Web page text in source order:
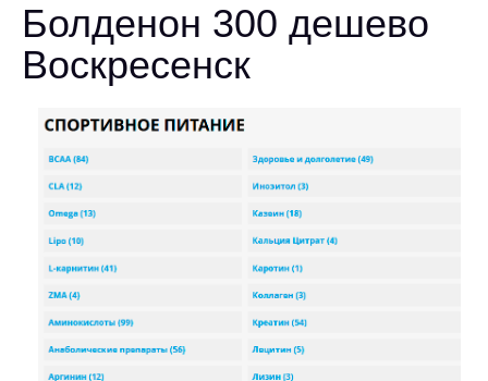
Болденон 300 дешево
Воскресенск